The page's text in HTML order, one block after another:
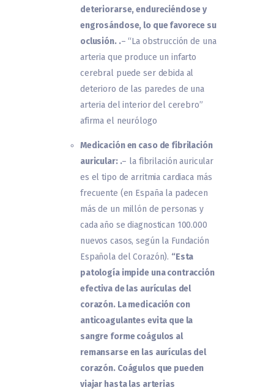
deteriorarse, endureciéndose y
engrosándose, lo que favorece su
oclusión. .– “La obstrucción de una
arteria que produce un infarto
cerebral puede ser debida al
deterioro de las paredes de una
arteria del interior del cerebro”
afirma el neurólogo
Medicación en caso de fibrilación
auricular: .– la fibrilación auricular
es el tipo de arritmia cardiaca más
frecuente (en España la padecen
más de un millón de personas y
cada año se diagnostican 100.000
nuevos casos, según la Fundación
Española del Corazón). “Esta
patología impide una contracción
efectiva de las aurículas del
corazón. La medicación con
anticoagulantes evita que la
sangre forme coágulos al
remansarse en las aurículas del
corazón. Coágulos que pueden
viajar hasta las arterias